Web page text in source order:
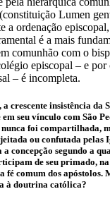
Lumen
a ordenação
é a mais
comunhão com o
episcopal – e por
– é incompleta.
crescente insistência da
em seu vínculo com São
nunca foi compartilhada,
ou confutada pelas
concepção segundo a
de seu primado,
fé comum dos apóstolos.
à doutrina católica?